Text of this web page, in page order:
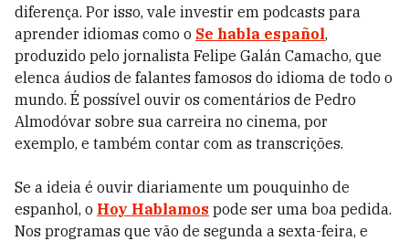
diferença. Por isso, vale investir em podcasts para
aprender idiomas como o Se habla español,
produzido pelo jornalista Felipe Galán Camacho, que
elenca áudios de falantes famosos do idioma de todo o
mundo. É possível ouvir os comentários de Pedro
Almodóvar sobre sua carreira no cinema, por
exemplo, e também contar com as transcrições.
Se a ideia é ouvir diariamente um pouquinho de
espanhol, o Hoy Hablamos pode ser uma boa pedida.
Nos programas que vão de segunda a sexta-feira, e